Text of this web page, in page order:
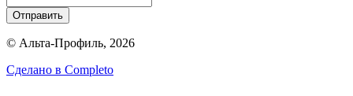
Отправить
© Альта-Профиль, 2026
Сделано в Completo